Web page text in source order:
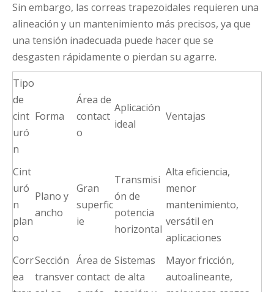
Sin embargo, las correas trapezoidales requieren una
alineación y un mantenimiento más precisos, ya que
una tensión inadecuada puede hacer que se
desgasten rápidamente o pierdan su agarre.
Tipo
de
cint
uró
n
Forma
Área de
contact
o
Aplicación
ideal
Ventajas
Cint
uró
n
plan
o
Plano y
ancho
Gran
superfic
ie
Transmisi
ón de
potencia
horizontal
Alta eficiencia,
menor
mantenimiento,
versátil en
aplicaciones
Corr
ea
Sección
transver
Área de
contact
Sistemas
de alta
Mayor fricción,
autoalineante,